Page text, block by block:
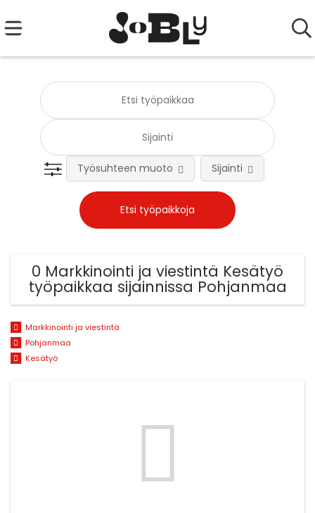
Työsuhteen muoto Sijainti
0 Markkinointi ja viestintä Kesätyö
työpaikkaa sijainnissa Pohjanmaa
Markkinointi ja viestintä
Pohjanmaa
Kesätyö